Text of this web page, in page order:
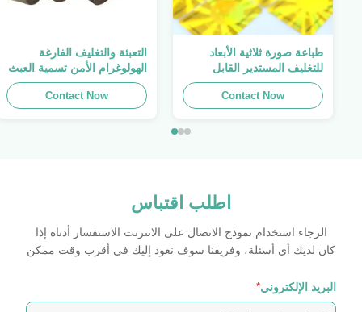
طباعة صورة ثلاثية الأبعاد
للتغليف المستدير القابل
للطباعة ، الملصق الأصلي ،
صفائح لاصقة ذاتية اللصق
Contact Now
التعبئة والتغليف الفارغة
الهولوغرام الأمن تسمية العبث
واضح ملصق الهولوغرام شعار
الليزر
Contact Now
اطلب اقتباس
الرجاء استخدام نموذج الاتصال على الانترنت الاستفسار أدناه إذا
كان لديك أي أسئلة، وفريقنا سوف نعود إليك في أقرب وقت ممكن
البريد الإلكتروني*